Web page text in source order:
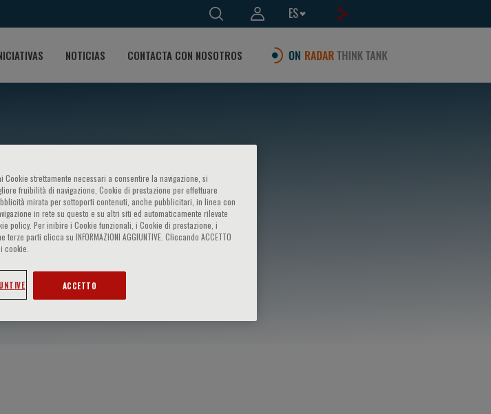
ES
NOTICIAS CONTACTA CON NOSOTROS
strettamente necessari a consentire la navigazione, si
fruibilità di navigazione, Cookie di prestazione per effettuare
mirata per sottoporti contenuti, anche pubblicitari, in linea con
in rete su questo e su altri siti ed automaticamente rilevate
policy. Per inibire i Cookie funzionali, i Cookie di prestazione, i
parti clicca su INFORMAZIONI AGGIUNTIVE. Cliccando ACCETTO
cookie.
ACCETTO